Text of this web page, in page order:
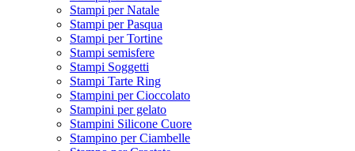
Stampi per Natale
Stampi per Pasqua
Stampi per Tortine
Stampi semisfere
Stampi Soggetti
Stampi Tarte Ring
Stampini per Cioccolato
Stampini per gelato
Stampini Silicone Cuore
Stampino per Ciambelle